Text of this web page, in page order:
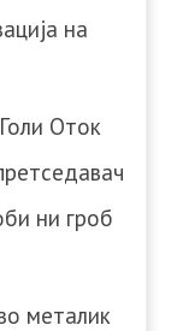
на
Оток
ни гроб
металик